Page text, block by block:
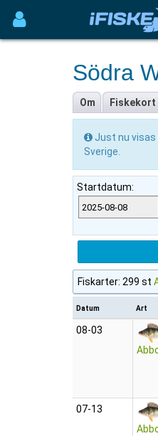
Södra
Om Fiskekort
Just nu
Sverige.
Startdatum:
Fiskarter: 299 st
Datum Art
08‑03
07‑13